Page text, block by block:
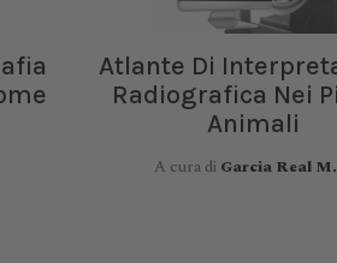
Atlante Di
Radiografica Nei
Animali
A cura di Garcia Real
Pillole in
10/10/2026